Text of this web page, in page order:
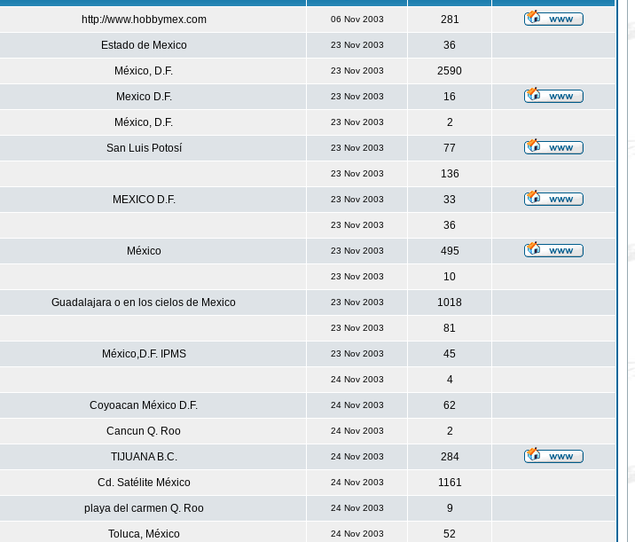
http://www.hobbymex.com 06 Nov 2003 281
Estado de Mexico 23 Nov 2003 36
México, D.F. 23 Nov 2003 2590
Mexico D.F. 23 Nov 2003 16
México, D.F. 23 Nov 2003 2
San Luis Potosí 23 Nov 2003 77
23 Nov 2003 136
MEXICO D.F. 23 Nov 2003 33
23 Nov 2003 36
México 23 Nov 2003 495
23 Nov 2003 10
Guadalajara o en los cielos de Mexico 23 Nov 2003 1018
23 Nov 2003 81
México,D.F. IPMS 23 Nov 2003 45
24 Nov 2003 4
Coyoacan México D.F. 24 Nov 2003 62
Cancun Q. Roo 24 Nov 2003 2
TIJUANA B.C. 24 Nov 2003 284
Cd. Satélite México 24 Nov 2003 1161
playa del carmen Q. Roo 24 Nov 2003 9
Toluca, México 24 Nov 2003 52